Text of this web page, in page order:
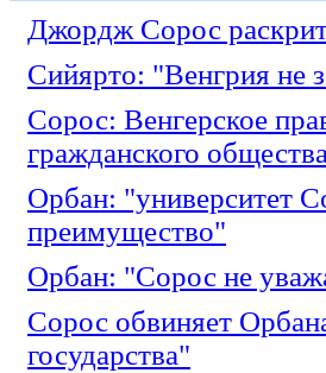
Джордж Сорос
Сийярто: "Венгрия не
Сорос: Венгерское
гражданского общества
Орбан: "университет
преимущество"
Орбан: "Сорос не
Сорос обвиняет
государства"